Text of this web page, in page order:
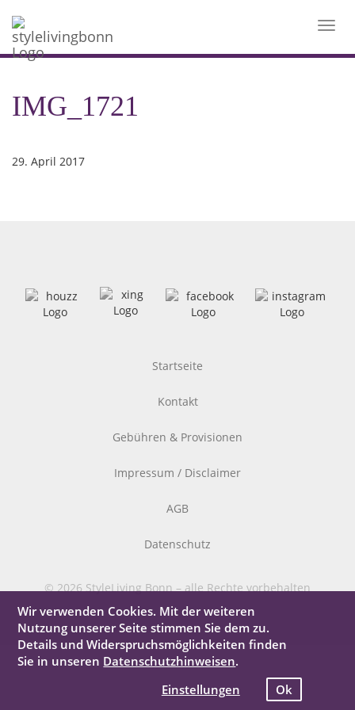
IMG_1721
29. April 2017
Startseite
Kontakt
Gebühren & Provisionen
Impressum / Disclaimer
AGB
Datenschutz
© 2026 StyleLiving Bonn – alle Rechte vorbehalten
Wir verwenden Cookies. Mit der weiteren
Nutzung unserer Seite stimmen Sie dem zu.
Details und Widerspruchsmöglichkeiten finden
Sie in unseren Datenschutzhinweisen.
Einstellungen
Ok